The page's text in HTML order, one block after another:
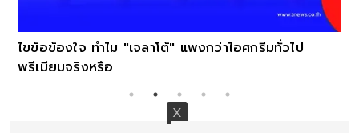
ไขข้อข้องใจ ทำไม "เจลาโต้" แพงกว่าไอศกรีมทั่วไป
พรีเมียมจริงหรือ